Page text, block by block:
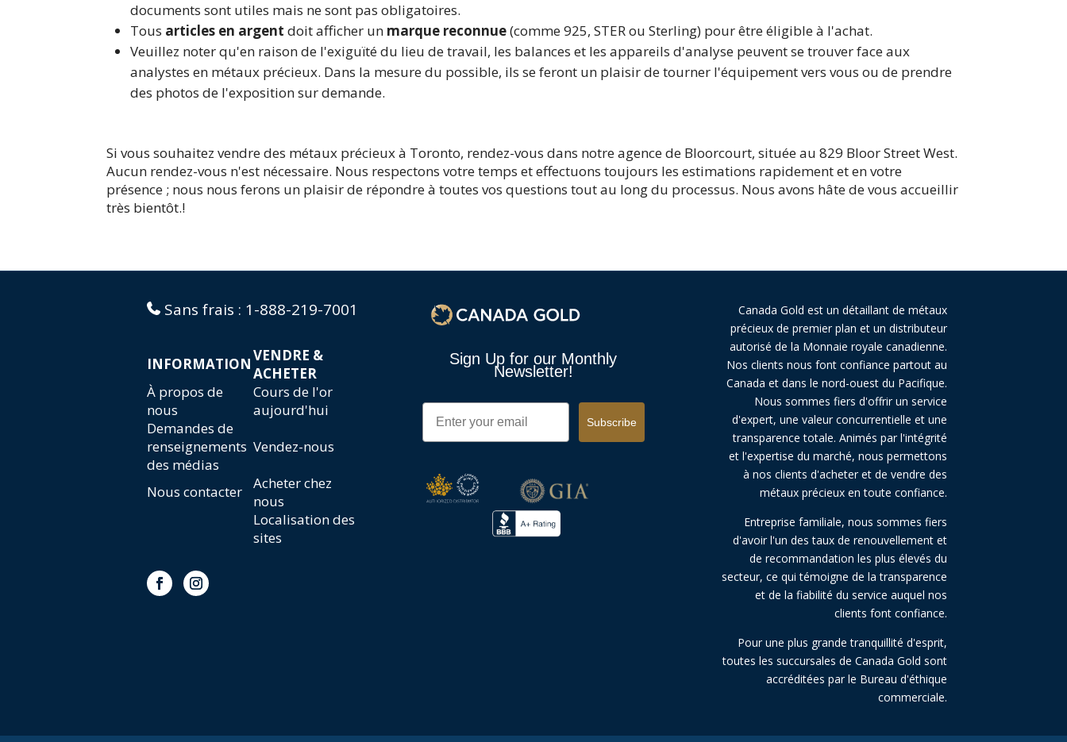
documents sont utiles mais ne sont pas obligatoires.
Tous articles en argent doit afficher un marque reconnue(comme 925, STER ou Sterling) pour être éligible à l'achat.
Veuillez noter qu'en raison de l'exiguïté du lieu de travail, les balances et les appareils d'analyse peuvent se trouver face aux
analystes en métaux précieux. Dans la mesure du possible, ils se feront un plaisir de tourner l'équipement vers vous ou de prendre
des photos de l'exposition sur demande.
Si vous souhaitez vendre des métaux précieux à Toronto, rendez-vous dans notre agence de Bloorcourt, située au 829 Bloor Street West.
Aucun rendez-vous n'est nécessaire. Nous respectons votre temps et effectuons toujours les estimations rapidement et en votre
présence ; nous nous ferons un plaisir de répondre à toutes vos questions tout au long du processus. Nous avons hâte de vous accueillir
très bientôt.!
Sans frais : 1-888-219-7001
INFORMATIONVENDRE &
ACHETER
À propos de
nous
Cours de l'or
aujourd'hui
Demandes de
renseignements
des médias
Vendez-nous
Nous contacter
Acheter chez
nous
Localisation des
sites
Sign Up for our Monthly
Newsletter!
Email
Subscribe
Canada Gold est un détaillant de métaux
précieux de premier plan et un distributeur
autorisé de la Monnaie royale canadienne.
Nos clients nous font confiance partout au
Canada et dans le nord-ouest du Pacifique.
Nous sommes fiers d'offrir un service
d'expert, une valeur concurrentielle et une
transparence totale. Animés par l'intégrité
et l'expertise du marché, nous permettons
à nos clients d'acheter et de vendre des
métaux précieux en toute confiance.
Entreprise familiale, nous sommes fiers
d'avoir l'un des taux de renouvellement et
de recommandation les plus élevés du
secteur, ce qui témoigne de la transparence
et de la fiabilité du service auquel nos
clients font confiance.
Pour une plus grande tranquillité d'esprit,
toutes les succursales de Canada Gold sont
accréditées par le Bureau d'éthique
commerciale.